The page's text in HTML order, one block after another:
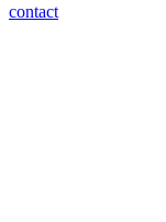
contact